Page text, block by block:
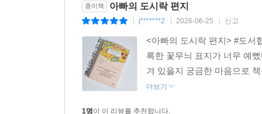
종이책 아빠의 도시락 편지
j*******2 2026-06-25 신고
<아빠의 도시락 편지> #도서
록한 꽃무늬 표지가 너무 예
겨 있을지 궁금한 마음으로
더보기
1명이 이 리뷰를 추천합니다.